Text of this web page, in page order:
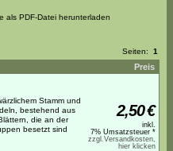
als PDF-Datei herunterladen
Seiten: 1
Preis
Stamm und
bestehend aus
die an der
besetzt sind
2,50€
inkl.
7% Umsatzsteuer *
zzgl.Versandkosten,
hier klicken